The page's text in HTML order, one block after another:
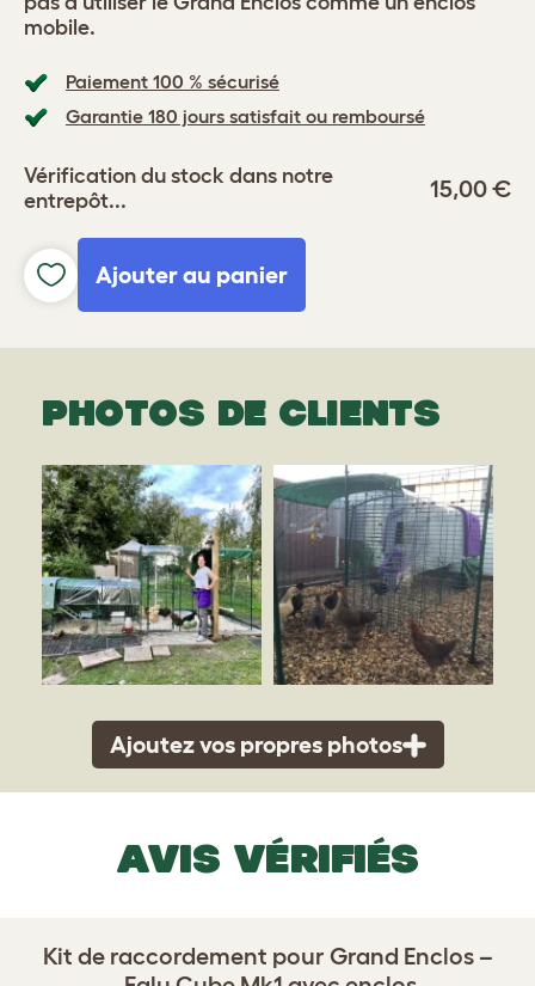
Paiement 100 % sécurisé
Garantie 180 jours satisfait ou remboursé
Vérification du stock dans notre
entrepôt...
15,00 €
Ajouter au panier
mobile.
PHOTOS DE CLIENTS
Ajoutez vos propres photos
AVIS VÉRIFIÉS
Kit de raccordement pour Grand Enclos –